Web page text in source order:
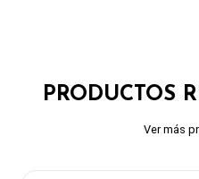
PRODUCTOS
Ver más